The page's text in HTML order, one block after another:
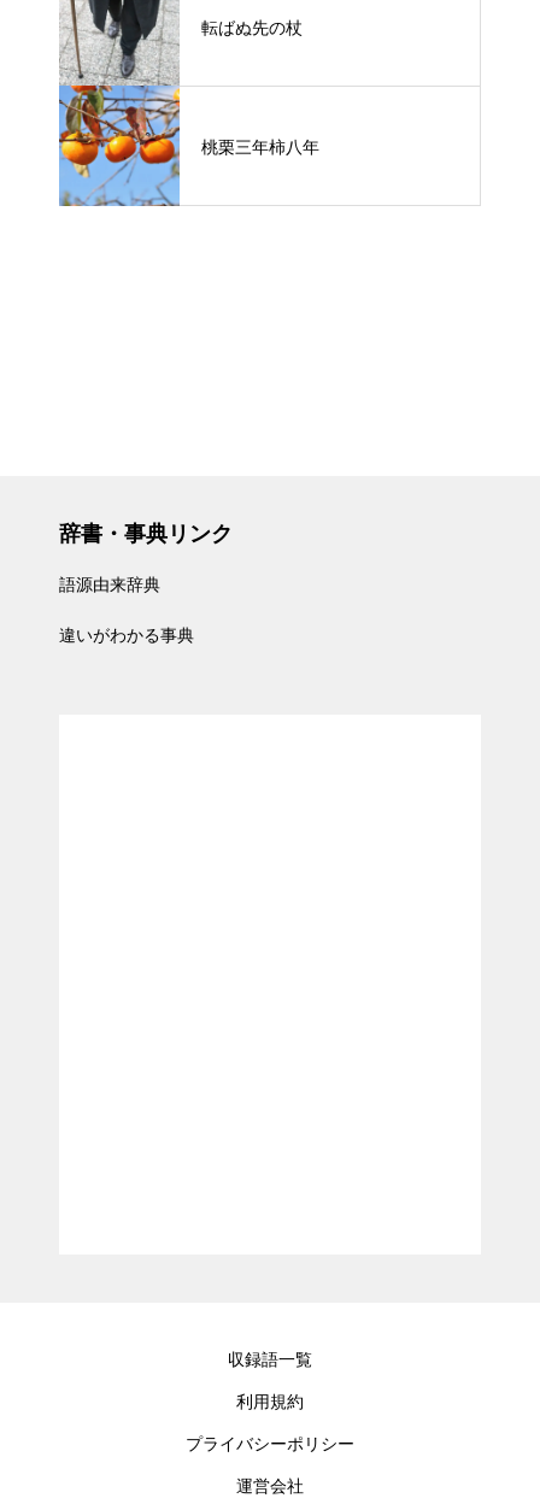
転ばぬ先の杖
桃栗三年柿八年
辞書・事典リンク
語源由来辞典
違いがわかる事典
収録語一覧
利用規約
プライバシーポリシー
運営会社